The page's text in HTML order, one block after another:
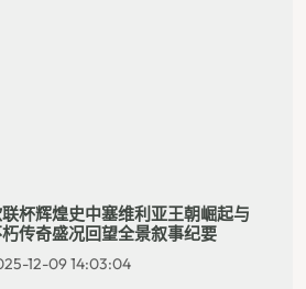
联杯辉煌史中塞维利亚王朝崛起与
传奇盛况回望全景叙事纪要
12-09 14:03:04